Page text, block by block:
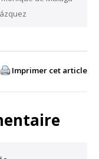
Imprimer cet article